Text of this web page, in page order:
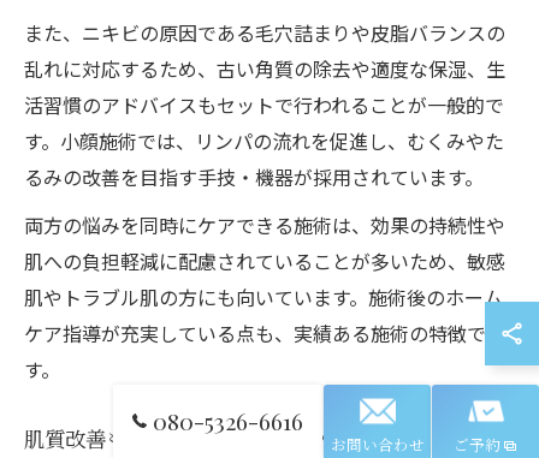
また、ニキビの原因である毛穴詰まりや皮脂バランスの
乱れに対応するため、古い角質の除去や適度な保湿、生
活習慣のアドバイスもセットで行われることが一般的で
す。小顔施術では、リンパの流れを促進し、むくみやた
るみの改善を目指す手技・機器が採用されています。
両方の悩みを同時にケアできる施術は、効果の持続性や
肌への負担軽減に配慮されていることが多いため、敏感
肌やトラブル肌の方にも向いています。施術後のホーム
ケア指導が充実している点も、実績ある施術の特徴で
す。
肌質改善も目指せる小顔ニキビケア体験談
080-5326-6616
お問い合わせ ご予約